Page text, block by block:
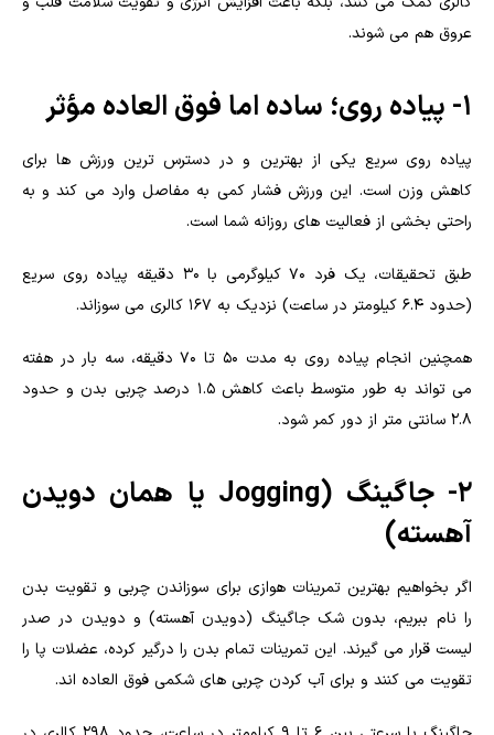
عروق هم می شوند.
۱- پیاده روی؛ ساده اما فوق العاده مؤثر
پیاده روی سریع یکی از بهترین و در دسترس ترین ورزش ها برای
کاهش وزن است. این ورزش فشار کمی به مفاصل وارد می کند و به
راحتی بخشی از فعالیت های روزانه شما است.
طبق تحقیقات، یک فرد ۷۰ کیلوگرمی با ۳۰ دقیقه پیاده روی سریع
(حدود ۶.۴ کیلومتر در ساعت) نزدیک به ۱۶۷ کالری می سوزاند.
همچنین انجام پیاده روی به مدت ۵۰ تا ۷۰ دقیقه، سه بار در هفته
می تواند به طور متوسط باعث کاهش ۱.۵ درصد چربی بدن و حدود
۲.۸ سانتی متر از دور کمر شود.
۲- جاگینگ (Jogging یا همان دویدن
آهسته)
اگر بخواهیم بهترین تمرینات هوازی برای سوزاندن چربی و تقویت بدن
را نام ببریم، بدون شک جاگینگ (دویدن آهسته) و دویدن در صدر
لیست قرار می گیرند. این تمرینات تمام بدن را درگیر کرده، عضلات پا را
تقویت می کنند و برای آب کردن چربی های شکمی فوق العاده اند.